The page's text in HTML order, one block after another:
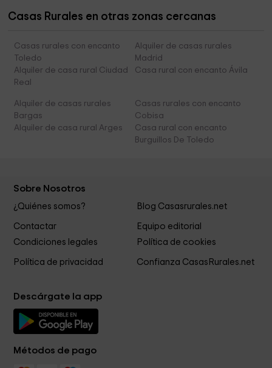
Casas Rurales en otras zonas cercanas
Casas rurales con encanto
Toledo
Alquiler de casas rurales
Madrid
Alquiler de casa rural Ciudad
Real
Casa rural con encanto Ávila
Alquiler de casas rurales
Bargas
Casas rurales con encanto
Cobisa
Alquiler de casa rural Arges
Casa rural con encanto
Burguillos De Toledo
Sobre Nosotros
¿Quiénes somos? Blog Casasrurales.net
Contactar
Equipo editorial
Condiciones legales
Política de cookies
Política de privacidad Confianza CasasRurales.net
Descárgate la app
Métodos de pago